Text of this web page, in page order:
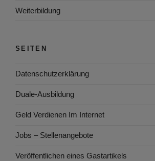
Weiterbildung
SEITEN
Datenschutzerklärung
Duale-Ausbildung
Geld Verdienen Im Internet
Jobs – Stellenangebote
Veröffentlichen eines Gastartikels